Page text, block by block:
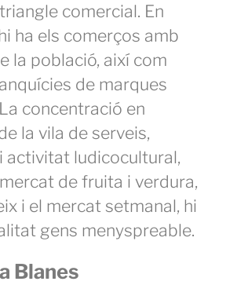
comercial. En
ha els comerços amb
la població, així com
de marques
concentració en
la vila de serveis,
activitat ludicocultural,
de fruita i verdura,
i el mercat setmanal, hi
gens menyspreable.
Blanes